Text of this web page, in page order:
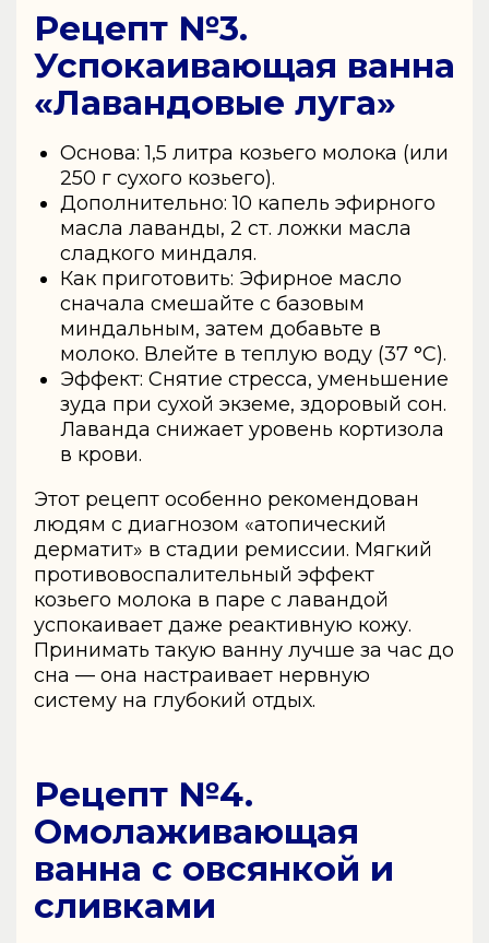
Рецепт №3.
Успокаивающая ванна
«Лавандовые луга»
Основа: 1,5 литра козьего молока (или
250 г сухого козьего).
Дополнительно: 10 капель эфирного
масла лаванды, 2 ст. ложки масла
сладкого миндаля.
Как приготовить: Эфирное масло
сначала смешайте с базовым
миндальным, затем добавьте в
молоко. Влейте в теплую воду (37 °C).
Эффект: Снятие стресса, уменьшение
зуда при сухой экземе, здоровый сон.
Лаванда снижает уровень кортизола
в крови.
Этот рецепт особенно рекомендован
людям с диагнозом «атопический
дерматит» в стадии ремиссии. Мягкий
противовоспалительный эффект
козьего молока в паре с лавандой
успокаивает даже реактивную кожу.
Принимать такую ванну лучше за час до
сна — она настраивает нервную
систему на глубокий отдых.
Рецепт №4.
Омолаживающая
ванна с овсянкой и
сливками